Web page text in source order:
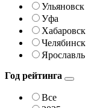
Ульяновск
Уфа
Хабаровск
Челябинск
Ярославль
Год рейтинга
Все